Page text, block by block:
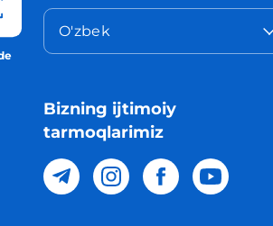
O'zbek
Bizning ijtimoiy
tarmoqlarimiz